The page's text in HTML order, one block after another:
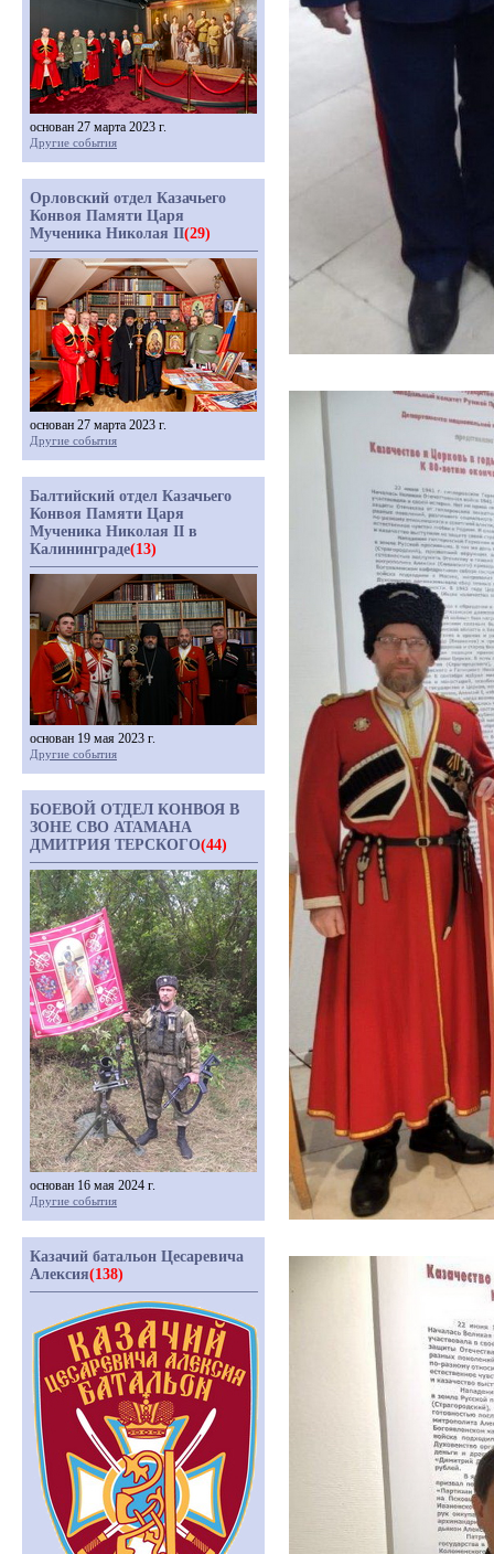
основан 27 марта 2023 г.
Другие события
Орловский отдел Казачьего
Конвоя Памяти Царя
Мученика Николая II(29)
основан 27 марта 2023 г.
Другие события
Балтийский отдел Казачьего
Конвоя Памяти Царя
Мученика Николая II в
Калининграде(13)
основан 19 мая 2023 г.
Другие события
БОЕВОЙ ОТДЕЛ КОНВОЯ В
ЗОНЕ СВО АТАМАНА
ДМИТРИЯ ТЕРСКОГО(44)
основан 16 мая 2024 г.
Другие события
Казачий батальон Цесаревича
Алексия(138)